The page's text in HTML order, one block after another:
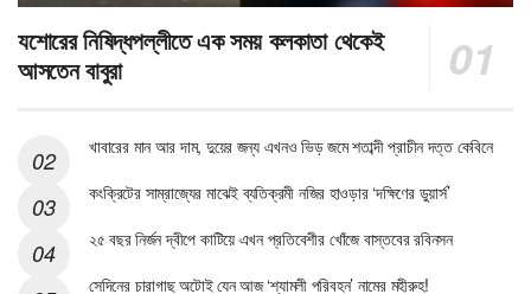
যশোরের নিষিদ্ধপল্লীতে এক সময় কলকাতা থেকেই
আসতেন বাবুরা
খাবারের মান আর দাম, দুয়ের জন্য এখনও ভিড় জমে শতাব্দী প্রাচীন দত্ত কেবিনে
কংক্রিটের সাম্রাজ্যের মাঝেই ব্যতিক্রমী নজির হাওড়ার ‘দক্ষিণের ডুয়ার্স’
২৫ বছর নির্জন দ্বীপে কাটিয়ে এখন প্রতিবেশীর খোঁজে বাস্তবের রবিনসন
সেদিনের চারাগাছ অটোই যেন আজ ‘শ্যামলী পরিবহন’ নামের মহীরুহ!